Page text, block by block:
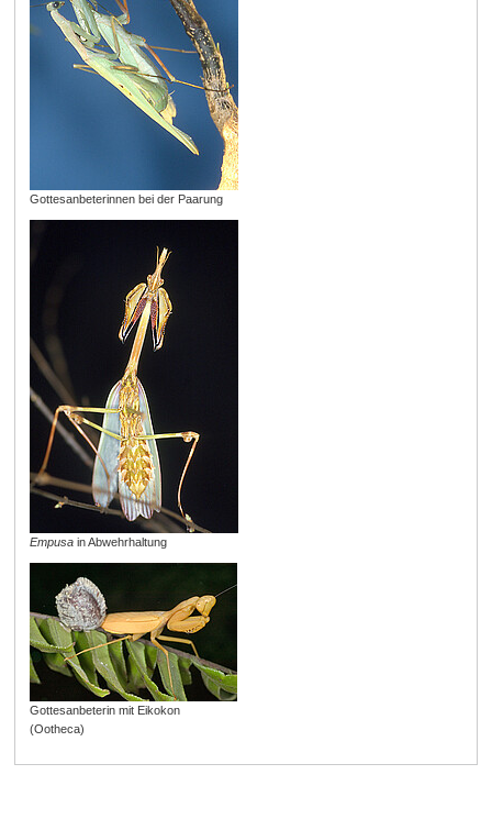
Gottesanbeterinnen bei der Paarung
Empusain Abwehrhaltung
Gottesanbeterin mit Eikokon
(Ootheca)